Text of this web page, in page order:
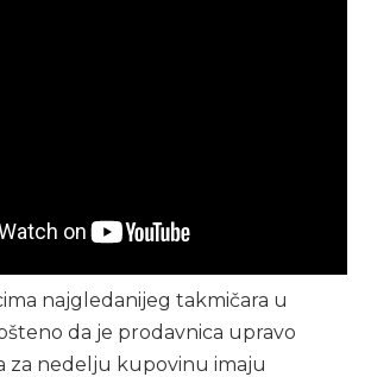
najgledanijeg takmičara u
da je prodavnica upravo
za nedelju kupovinu imaju